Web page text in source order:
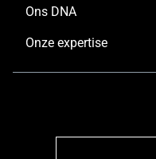
Ons DNA
Onze expertise